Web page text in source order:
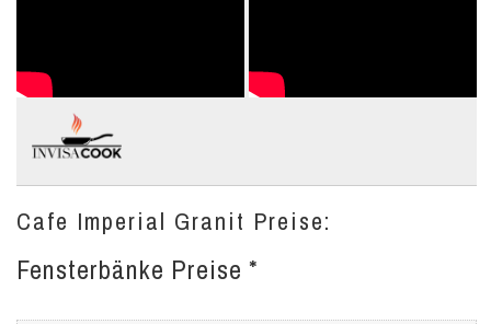
Cafe Imperial Granit Preise:
Fensterbänke Preise *